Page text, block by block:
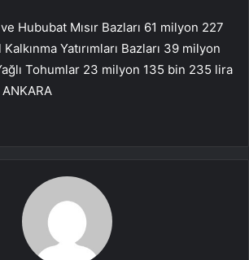
Hububat Mısır Bazları 61 milyon 227
Yatırımları Bazları 39 milyon
Tohumlar 23 milyon 135 bin 235 lira